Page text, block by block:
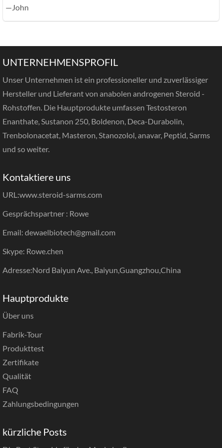
—John
UNTERNEHMENSPROFIL
Unser Unternehmen ist ein professioneller und zuverlässiger
Hersteller und Lieferant von anabolen androgenen Steroid -
Rohstoffen. Die Hauptprodukte umfassen Testosteron
Enanthate, Sustanon 250, Boldenon, Deca-Durabolin,
Trenbolonacetat, Masteron, Stanozolol, anavar, Peptid, Sarms
und so weiter.
Kontaktiere uns
URL:www.steroid-sarms.com
Gesprächspartner : Rowe
Email: dewaelbiotech@gmail.com
Skype: Rowe.chen
Adresse:Nord Baiyun Ave., Baiyun,Guangzhou,China
Hauptprodukte
Über uns
Fabrik-Tour
Produkttest
Zertifikate
Qualität
FAQ
Zahlungsbedingungen
kürzliche Posts